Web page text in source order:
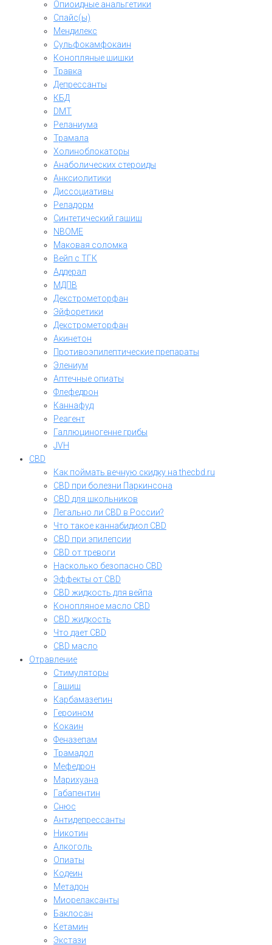
Опиоидные анальгетики
Спайс(ы)
Мендилекс
Сульфокамфокаин
Конопляные шишки
Травка
Депрессанты
КБД
DMT
Реланиума
Трамала
Холиноблокаторы
Анаболических стероиды
Анксиолитики
Диссоциативы
Реладорм
Синтетический гашиш
NBOME
Маковая соломка
Вейп с ТГК
Аддерал
МДПВ
Декстрометорфан
Эйфоретики
Декстрометорфан
Акинетон
Противоэпилептические препараты
Элениум
Аптечные опиаты
Флефедрон
Каннафуд
Реагент
Галлюциногенне грибы
JVH
CBD
Как поймать вечную скидку на thecbd.ru
CBD при болезни Паркинсона
CBD для школьников
Легально ли CBD в России?
Что такое каннабидиол CBD
CBD при эпилепсии
CBD от тревоги
Насколько безопасно CBD
Эффекты от CBD
CBD жидкость для вейпа
Конопляное масло CBD
CBD жидкость
Что дает CBD
CBD масло
Отравление
Стимуляторы
Гашиш
Карбамазепин
Героином
Кокаин
Феназепам
Трамадол
Мефедрон
Марихуана
Габапентин
Снюс
Антидепрессанты
Никотин
Алкоголь
Опиаты
Кодеин
Метадон
Миорелаксанты
Баклосан
Кетамин
Экстази